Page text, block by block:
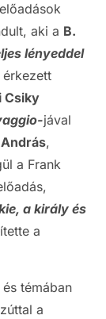
aki a B.
lényeddel
Csiky
jával
,
a Frank
a király és
a
témában
a